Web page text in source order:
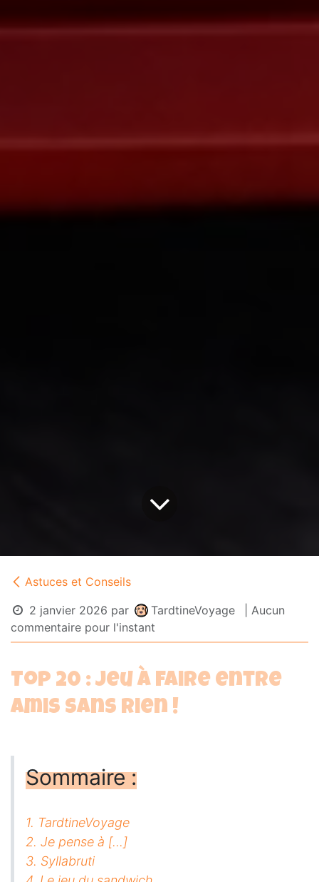
Astuces et Conseils
2 janvier 2026 par TardtineVoyage
| Aucun
commentaire pour l'instant
Top 20 : Jeu à faire entre
amis sans rien !
Sommaire :
1. TardtineVoyage
2. Je pense à [...]
3. Syllabruti